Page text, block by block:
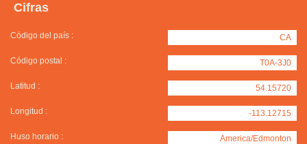
Cifras
Código del país : CA
Código postal : T0A-3J0
Latitud : 54.15720
Longitud : -113.12715
Huso horario : America/Edmonton